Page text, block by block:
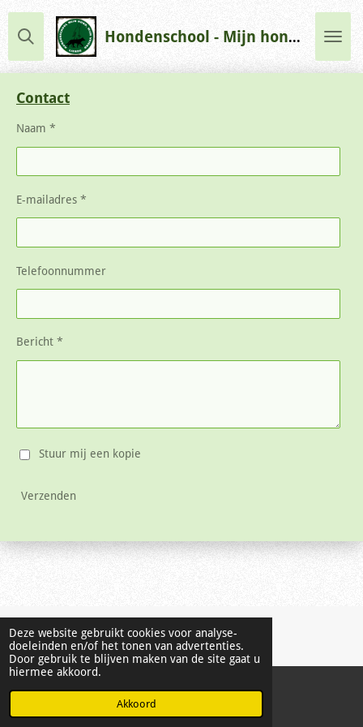
Deze website gebruikt cookies voor analyse-
doeleinden en/of het tonen van advertenties.
Door gebruik te blijven maken van de site gaat u
hiermee akkoord.
Akkoord
Ga
direct
de
hoofdinhoud
Hondenschool - Mijn hond, mijn vriend - Lierde
Contact
Naam *
E-mailadres *
Telefoonnummer
Bericht *
Stuur mij een kopie
Verzenden
© 2021 - 2026 Hondenschool - Mijn hond, mijn vriend - Lierde
Powered byJouwWeb
E-mailadres